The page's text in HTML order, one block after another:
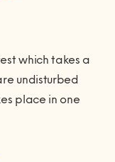
which takes a
undisturbed
place in one